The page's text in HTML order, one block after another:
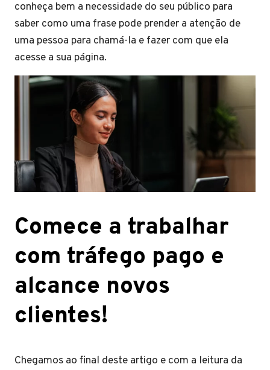
conheça bem a necessidade do seu público para
saber como uma frase pode prender a atenção de
uma pessoa para chamá-la e fazer com que ela
acesse a sua página.
Comece a trabalhar
com tráfego pago e
alcance novos
clientes!
Chegamos ao final deste artigo e com a leitura da